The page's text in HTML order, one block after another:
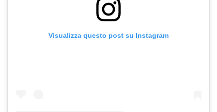
Visualizza questo post su Instagram